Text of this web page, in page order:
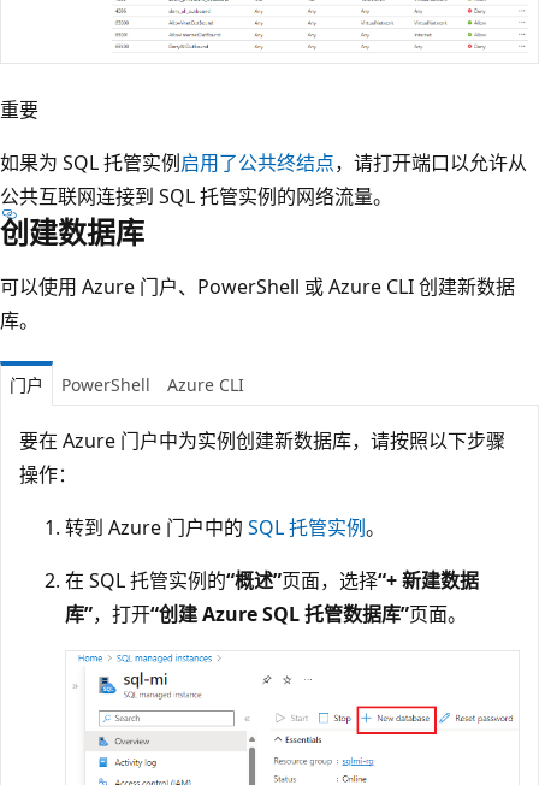
重要
如果为 SQL 托管实例启用了公共终结点，请打开端口以允许从
公共互联网连接到 SQL 托管实例的网络流量。
创建数据库
可以使用 Azure 门户、PowerShell 或 Azure CLI 创建新数据
库。
门户 PowerShell Azure CLI
要在 Azure 门户中为实例创建新数据库，请按照以下步骤
操作：
转到 Azure 门户中的 SQL 托管实例。
在 SQL 托管实例的“概述”页面，选择“+ 新建数据
库”，打开“创建 Azure SQL 托管数据库”页面。